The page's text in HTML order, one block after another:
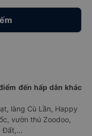
đến hấp dẫn khác
làng Cù Lần, Happy
vườn thú Zoodoo,
Đất,...